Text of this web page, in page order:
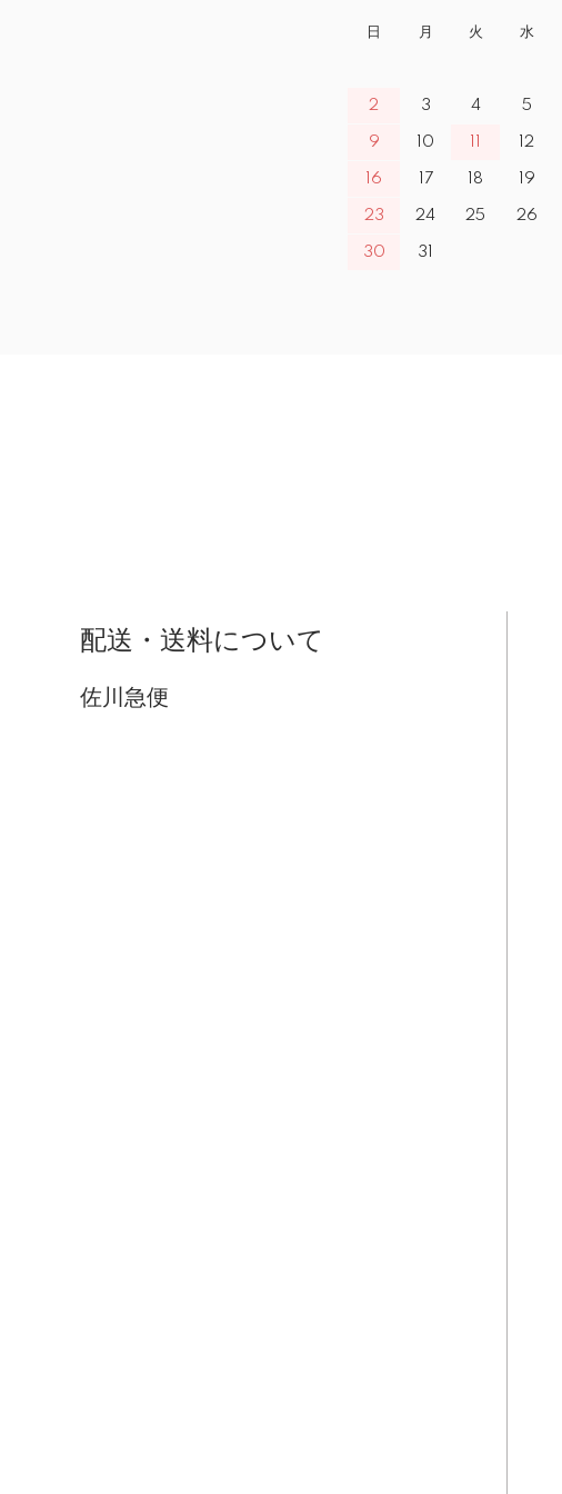
日 月 火 水
2 3 4 5
9 10 12
16 17 18 19
23 24 25 26
30 31
配送・送料について
佐川急便